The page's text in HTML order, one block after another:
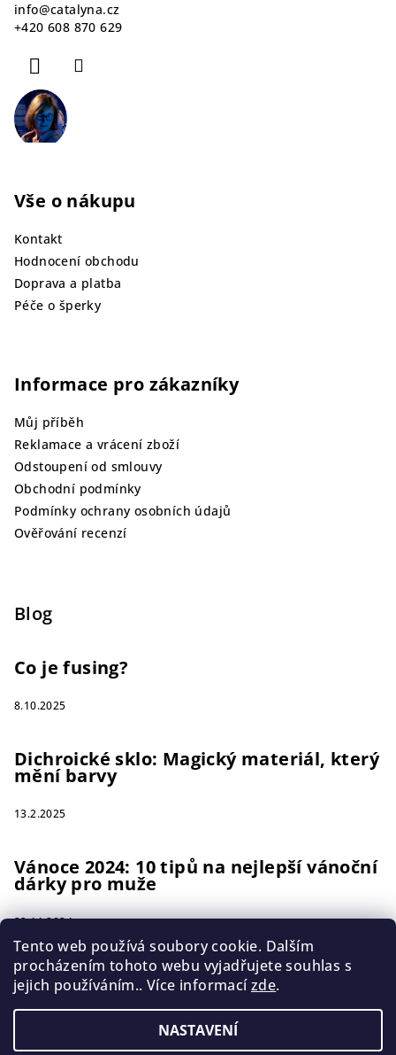
Tento web používá soubory cookie. Dalším
procházením tohoto webu vyjadřujete souhlas s
jejich používáním.. Více informacízde.
NASTAVENÍ
info@catalyna.cz
+420 608 870 629
Vše o nákupu
Kontakt
Hodnocení obchodu
Doprava a platba
Péče o šperky
Informace pro zákazníky
Můj příběh
Reklamace a vrácení zboží
Odstoupení od smlouvy
Obchodní podmínky
Podmínky ochrany osobních údajů
Ověřování recenzí
Blog
Co je fusing?
8.10.2025
Dichroické sklo: Magický materiál, který
mění barvy
13.2.2025
Vánoce 2024: 10 tipů na nejlepší vánoční
dárky pro muže
22.11.2024
Instagram